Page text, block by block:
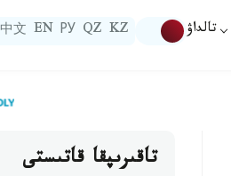
تالداۋ KZ
QZ
РУ
EN
中文
تاقىرىپقا قاتىستى